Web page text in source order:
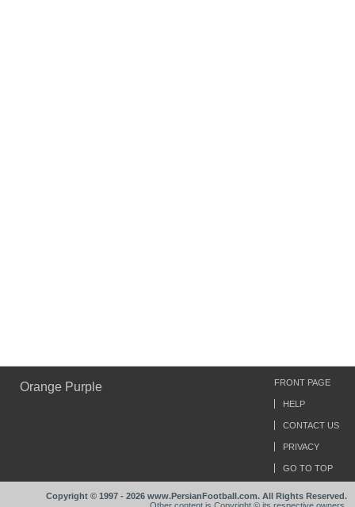
Orange Purple FRONT PAGE
HELP
CONTACT US
PRIVACY
GO TO TOP
Copyright © 1997 - 2026 www.PersianFootball.com. All Rights Reserved.